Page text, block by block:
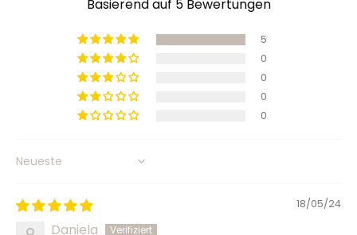
Basierend auf 5 Bewertungen
5
0
0
0
0
Sort by
18/05/24
Daniela